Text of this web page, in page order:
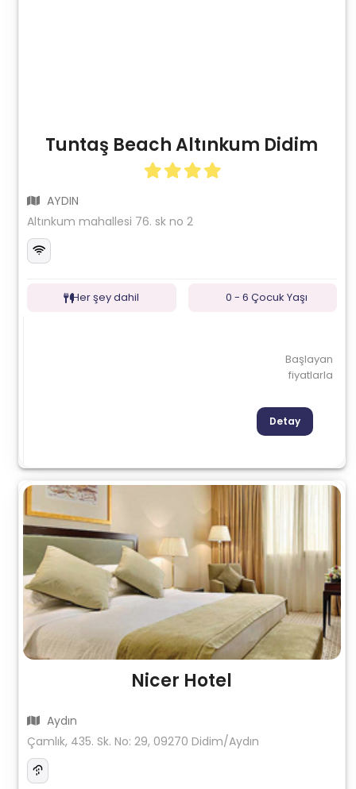
Tuntaş Beach Altınkum Didim
AYDIN
Altınkum mahallesi 76. sk no 2
Her şey dahil 0 - 6 Çocuk Yaşı
Başlayan
fiyatlarla
Detay
Nicer Hotel
Aydın
Çamlık, 435. Sk. No: 29, 09270 Didim/Aydın